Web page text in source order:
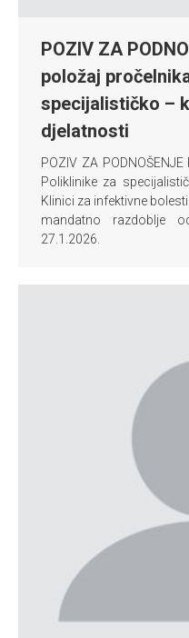
POZIV ZA
položaj
specijalističko –
djelatnosti
POZIV ZA
Poliklinike za
Klinici za infektivne bolesti
mandatno razdoblje
27.1.2026.